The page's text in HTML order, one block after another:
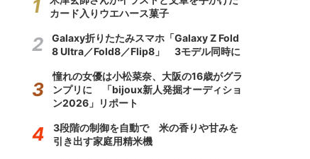
カード入りウエハース菓子
Galaxy折りたたみスマホ「Galaxy Z Fold
8 Ultra／Fold8／Flip8」 3モデル同時に
憧れの女優は小松菜奈、大阪の16歳がグラ
ンプリに 「bijoux新人発掘オーディショ
ン2026」リポート
3段階の制御を自動で 米の香りや甘みを
引き出す家庭用精米機